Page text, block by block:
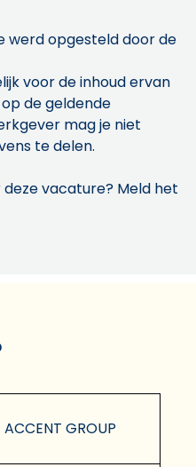
werd opgesteld door de
voor de inhoud ervan
de geldende
mag je niet
te delen.
vacature? Meld het
ACCENT GROUP